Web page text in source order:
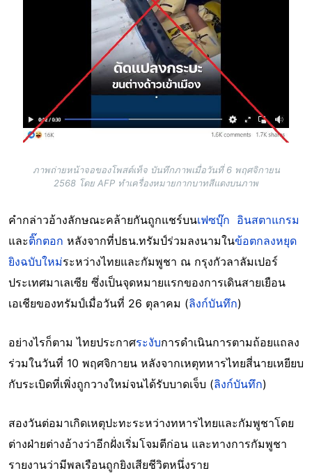
ภาพถ่ายหน้าจอของโพสต์เท็จ บันทึกภาพเมื่อวันที่ 6 พฤศจิกายน
2568 โดย AFP ทำเครื่องหมายกากบาทสีแดงบนภาพ
คำกล่าวอ้างลักษณะคล้ายกันถูกแชร์บนเฟซบุ๊ก อินสตาแกรม
และติ๊กตอก หลังจากที่ปธน.ทรัมป์ร่วมลงนามในข้อตกลงหยุด
ยิงฉบับใหม่ระหว่างไทยและกัมพูชา ณ กรุงกัวลาลัมเปอร์
ประเทศมาเลเซีย ซึ่งเป็นจุดหมายแรกของการเดินสายเยือน
เอเชียของทรัมป์เมื่อวันที่ 26 ตุลาคม (ลิงก์บันทึก)
อย่างไรก็ตาม ไทยประกาศระงับการดำเนินการตามถ้อยแถลง
ร่วมในวันที่ 10 พฤศจิกายน หลังจากเหตุทหารไทยสี่นายเหยียบ
กับระเบิดที่เพิ่งถูกวางใหม่จนได้รับบาดเจ็บ (ลิงก์บันทึก)
สองวันต่อมาเกิดเหตุปะทะระหว่างทหารไทยและกัมพูชาโดย
ต่างฝ่ายต่างอ้างว่าอีกฝั่งเริ่มโจมตีก่อน และทางการกัมพูชา
รายงานว่ามีพลเรือนถูกยิงเสียชีวิตหนึ่งราย